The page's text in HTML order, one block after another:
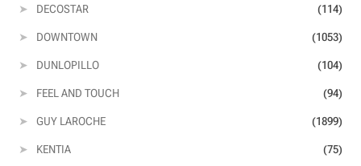
Γκρο
Δίχτυ
DECOSTAR (114)
DOWNTOWN (1053)
DUNLOPILLO (104)
FEEL AND TOUCH (94)
GUY LAROCHE (1899)
KENTIA (75)